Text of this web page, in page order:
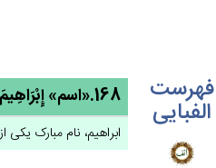
فهرست
الفبایی 168.«اسم» إِبْرَاهِيم‌َ [54] ← ابراهیم
ابراهیم، نام مبارک یکی